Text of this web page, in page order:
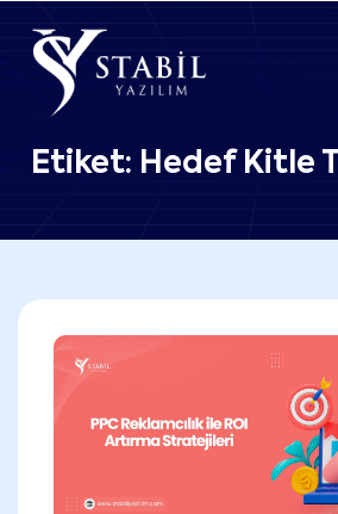
Etiket: Hedef Kitle